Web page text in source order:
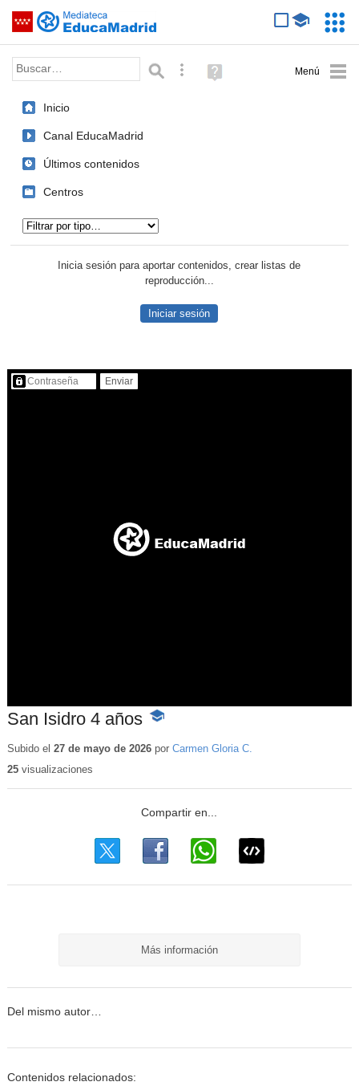
Saltar navegación
Palabra o frase: Búsqueda avanzada
Ayuda
(en
Inicio
Canal EducaMadrid
Últimos contenidos
Centros
Inicia sesión para aportar contenidos, crear listas de
reproducción...
Iniciar sesión
Contenido protegido…
San Isidro 4 años -
educativo
Subido el 27 de mayo de 2026por Carmen Gloria C.
25visualizaciones
Más información
Del mismo autor…
Contenidos relacionados: